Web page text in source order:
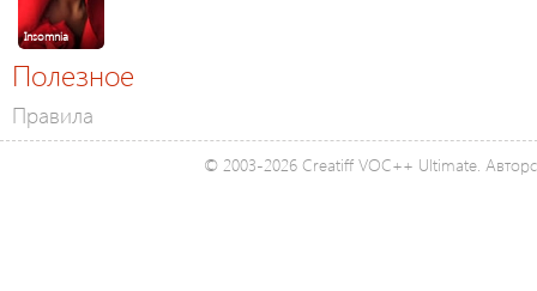
Insomnia
Полезное
Правила
© 2003-2026 Creatiff VOC++ Ultimate.